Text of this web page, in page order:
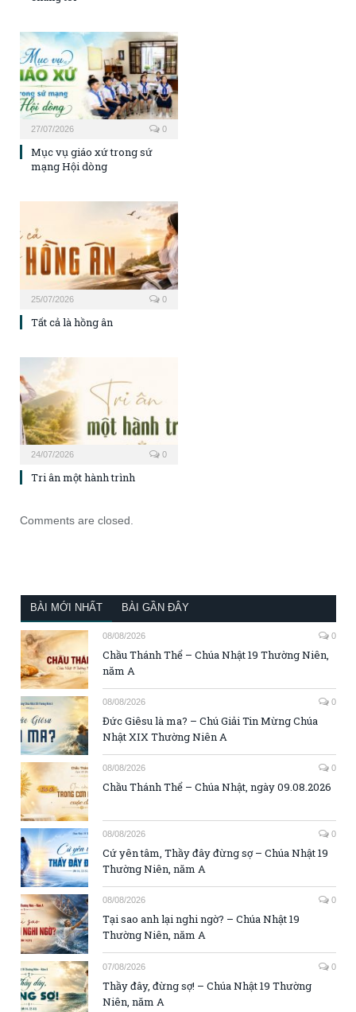
27/07/2026 0
Mục vụ giáo xứ trong sứ
mạng Hội dòng
25/07/2026 0
Tất cả là hồng ân
24/07/2026 0
Tri ân một hành trình
Comments are closed.
BÀI MỚI NHẤT BÀI GẦN ĐÂY
08/08/2026 0
Chầu Thánh Thể – Chúa Nhật 19 Thường Niên,
năm A
08/08/2026 0
Đức Giêsu là ma? – Chú Giải Tin Mừng Chúa
Nhật XIX Thường Niên A
08/08/2026 0
Chầu Thánh Thể – Chúa Nhật, ngày 09.08.2026
08/08/2026 0
Cứ yên tâm, Thầy đây đừng sợ – Chúa Nhật 19
Thường Niên, năm A
08/08/2026 0
Tại sao anh lại nghi ngờ? – Chúa Nhật 19
Thường Niên, năm A
07/08/2026 0
Thầy đây, đừng sợ! – Chúa Nhật 19 Thường
Niên, năm A